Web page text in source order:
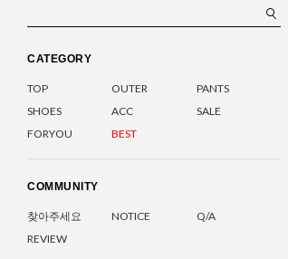
CATEGORY
TOP OUTER
PANTS
SHOES
ACC
SALE
FORYOU
BEST
COMMUNITY
찾아주세요 NOTICE
Q/A
REVIEW